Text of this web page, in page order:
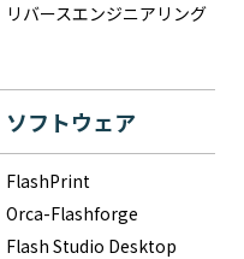
リバースエンジニアリング
ソフトウェア
FlashPrint
Orca-Flashforge
Flash Studio Desktop